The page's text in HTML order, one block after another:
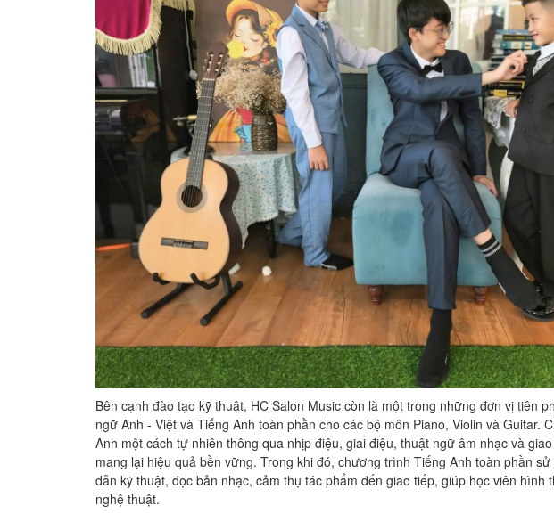
Bên cạnh đào tạo kỹ thuật, HC Salon Music còn là một trong những đơn vị tiên
ngữ Anh - Việt và Tiếng Anh toàn phần cho các bộ môn Piano, Violin và Guitar.
Anh một cách tự nhiên thông qua nhịp điệu, giai điệu, thuật ngữ âm nhạc và
mang lại hiệu quả bền vững. Trong khi đó, chương trình Tiếng Anh toàn phần
dẫn kỹ thuật, đọc bản nhạc, cảm thụ tác phẩm đến giao tiếp, giúp học viên
nghệ thuật.